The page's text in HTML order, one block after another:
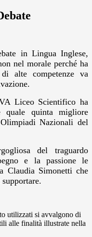
in Lingua Inglese,
nel morale perché ha
alte competenze va
Liceo Scientifico ha
quale quinta migliore
Nazionali del
del traguardo
e la passione le
Claudia Simonetti che
utilizzati si avvalgono di
alle finalità illustrate nella